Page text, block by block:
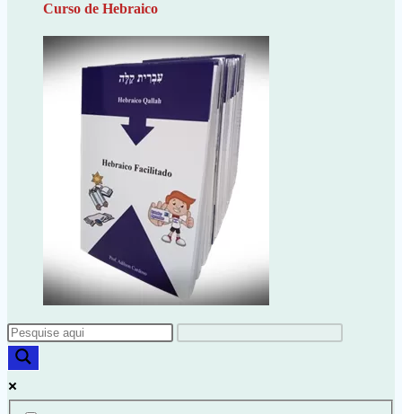
Curso de Hebraico